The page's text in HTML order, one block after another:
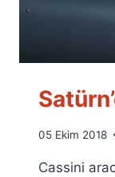
By
Fuat
05 Ekim 2018
Cassini